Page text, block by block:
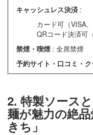
キャッシュレス決済 :
カード可（VISA
QRコード決済可
禁煙・喫煙 : 全席禁煙
予約サイト・口コミ・
2. 特製ソース
麺が魅力の絶
きち」